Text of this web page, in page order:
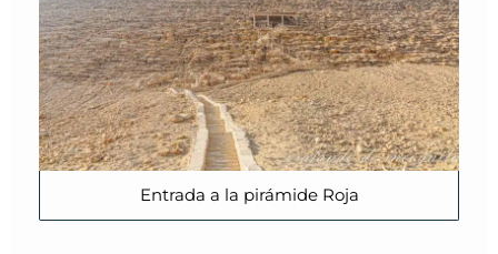
Entrada a la pirámide Roja